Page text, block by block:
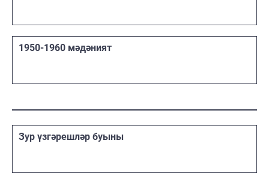
1950-1960 мәдәният
Зур үзгәрешләр буыны